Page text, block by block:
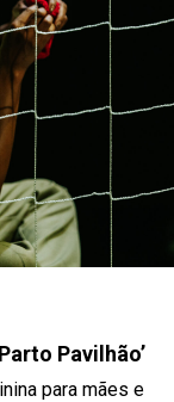
Pavilhão’
para mães e